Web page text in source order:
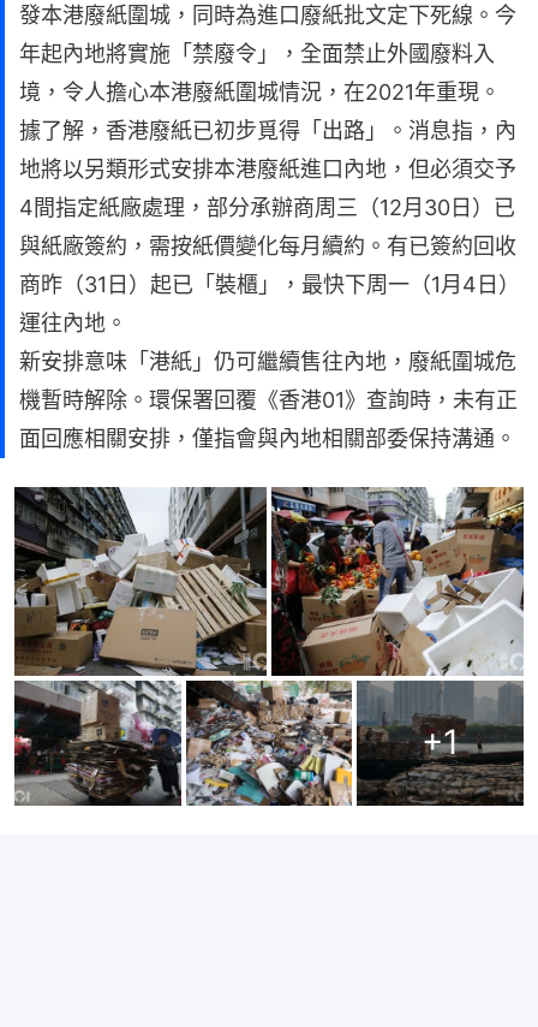
發本港廢紙圍城，同時為進口廢紙批文定下死線。今
年起內地將實施「禁廢令」，全面禁止外國廢料入
境，令人擔心本港廢紙圍城情況，在2021年重現。
據了解，香港廢紙已初步覓得「出路」。消息指，內
地將以另類形式安排本港廢紙進口內地，但必須交予
4間指定紙廠處理，部分承辦商周三（12月30日）已
與紙廠簽約，需按紙價變化每月續約。有已簽約回收
商昨（31日）起已「裝櫃」，最快下周一（1月4日）
運往內地。
新安排意味「港紙」仍可繼續售往內地，廢紙圍城危
機暫時解除。環保署回覆《香港01》查詢時，未有正
面回應相關安排，僅指會與內地相關部委保持溝通。
+1